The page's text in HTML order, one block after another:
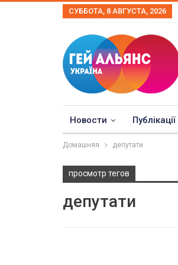
СУББОТА, 8 АВГУСТА, 2026
Новости Публікації
Домашняя депутати
просмотр тегов
депутати